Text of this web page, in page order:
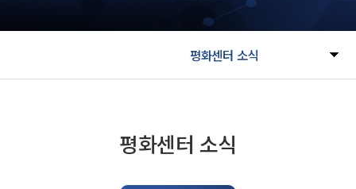
평화센터 소식
평화센터 소식